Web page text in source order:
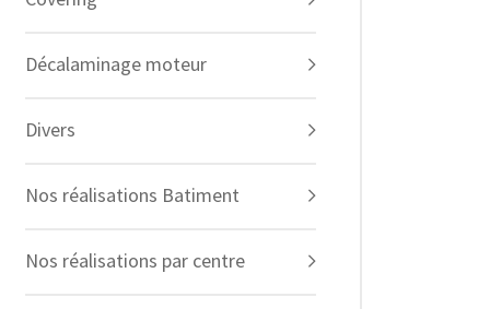
Décalaminage moteur
Divers
Nos réalisations Batiment
Nos réalisations par centre